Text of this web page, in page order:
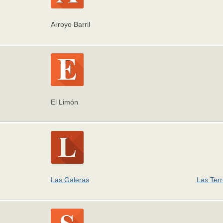
Arroyo Barril
El Limón
Las Galeras Las